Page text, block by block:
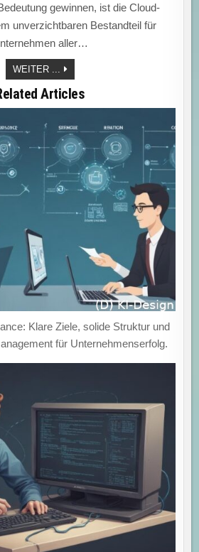
gewinnen, ist die Cloud-
unverzichtbaren Bestandteil für
aller…
WEITER ...
CLOUD-
STRATEGIE:
DER
SCHLÜSSEL
UND
EFFIZIENZ
IM
GLOBALEN
WETTBEWERB!
Articles
Klare Ziele, solide Struktur und
für Unternehmenserfolg.